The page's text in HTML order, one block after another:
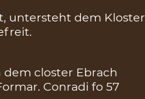
untersteht dem Kloster
dem closter Ebrach
Conradi fo 57